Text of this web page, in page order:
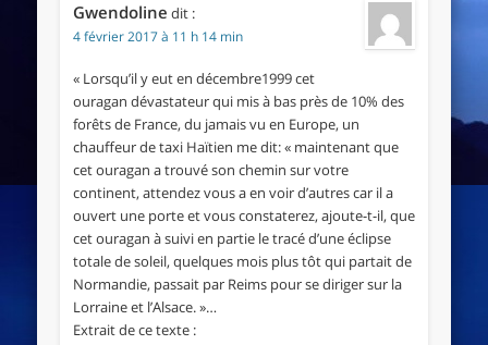
Gwendoline dit :
4 février 2017 à 11 h 14 min
« Lorsqu’il y eut en décembre1999 cet
ouragan dévastateur qui mis à bas près de 10% des
forêts de France, du jamais vu en Europe, un
chauffeur de taxi Haïtien me dit: « maintenant que
cet ouragan a trouvé son chemin sur votre
continent, attendez vous a en voir d’autres car il a
ouvert une porte et vous constaterez, ajoute-t-il, que
cet ouragan à suivi en partie le tracé d’une éclipse
totale de soleil, quelques mois plus tôt qui partait de
Normandie, passait par Reims pour se diriger sur la
Lorraine et l’Alsace. »…
Extrait de ce texte :